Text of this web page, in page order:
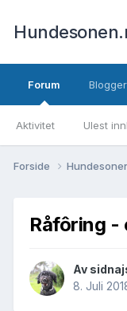
Forum
Aktivitet Ulest
Blogger
Forside
Råfôring -
Av
8. Juli